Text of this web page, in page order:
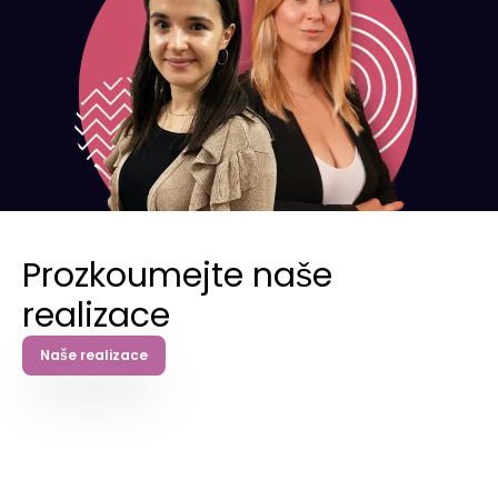
Prozkoumejte naše
realizace
Naše realizace